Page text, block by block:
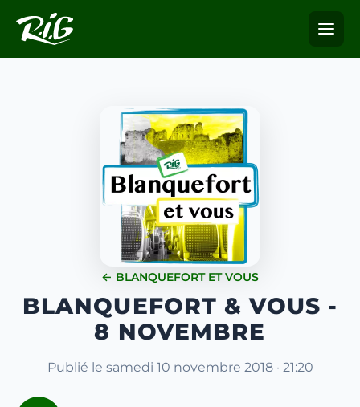
← BLANQUEFORT ET VOUS
BLANQUEFORT & VOUS -
8 NOVEMBRE
Publié le samedi 10 novembre 2018 · 21:20